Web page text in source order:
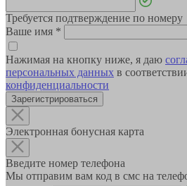
Требуется подтверждение по номеру
Ваше имя *
Нажимая на кнопку ниже, я даю
персональных данных в
конфиденциальности
Зарегистрироваться
Электронная бонусная карта
Введите номер телефона
Мы отправим вам код в смс на